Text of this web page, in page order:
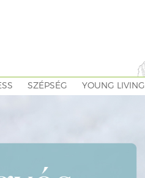
SZÉPSÉG YOUNG LIVING